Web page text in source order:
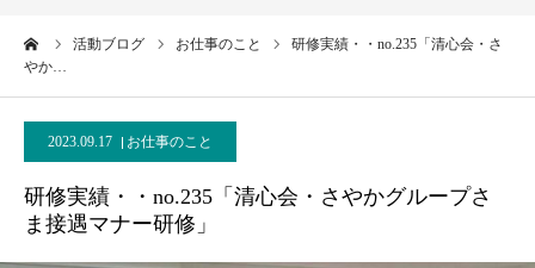
活動ブログ お仕事のこと
研修実績・・no.235「清心会・さ
やか…
2023.09.17 お仕事のこと
研修実績・・no.235「清心会・さやかグループさ
ま接遇マナー研修」